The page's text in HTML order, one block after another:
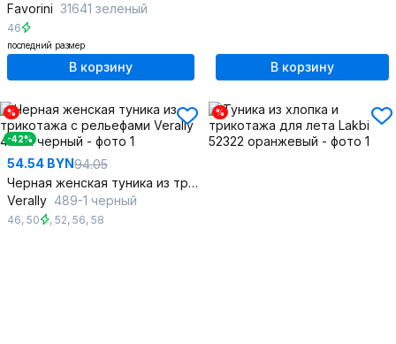
Favorini 31641 зеленый
46
последний размер
В корзину В корзину
%
-42%
54.54 BYN94.05
Черная женская туника из трикотажа с рельефами
Verally 489-1 черный
46, 50 , 52, 56, 58
%